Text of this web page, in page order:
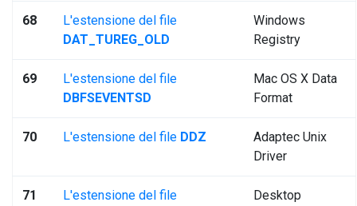
68
L'estensione del file
DAT_TUREG_OLD
Windows
Registry
69
L'estensione del file
DBFSEVENTSD
Mac OS X Data
Format
70 L'estensione del file DDZ
Adaptec Unix
Driver
71
L'estensione del file
Desktop